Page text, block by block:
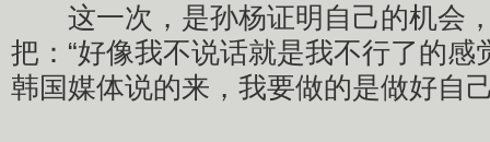
这一次，是孙杨证明自己的机会
把：“好像我不说话就是我不行了的感
韩国媒体说的来，我要做的是做好自